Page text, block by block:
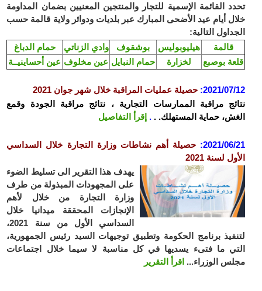
القائمة الإسمية للتجار والمنتجين المعنيين بضمان المداومة
أيام عيد الأضحى المبارك عبر بلديات ودوائر ولاية قالمة حسب
التالية:
حمام الدباغ
وادي الزناتي بوشقوف هيليوبوليس
عين أحساينيــة عين مخلوف حمام النبايل لخزارة بوصبع
2021/
: حصيلة عمليات المراقبة خلال شهر جوان 2021
مراقبة الممارسات التجارية ، نتائج مراقبة الجودة وقمع
حماية المستهلك. ..إقرأ التفاصيل
2021/
:حصيلة أهم نشاطات وزارة التجارة خلال السداسي
لسنة 2021
يهدف هذا التقرير الى تسليط الضوء
على المجهودات المبذولة من طرف
وزارة التجارة من خلال لأهم
الإنجازات المحققة ميدانيا خلال
السداسي الأول من سنة 2021،
برنامج الحكومة وتطبيق توجيهات السيد رئيس الجمهورية،
ما فتىء يسديها في كل مناسبة لا سيما خلال اجتماعات
الوزراء...اقرأ التقرير